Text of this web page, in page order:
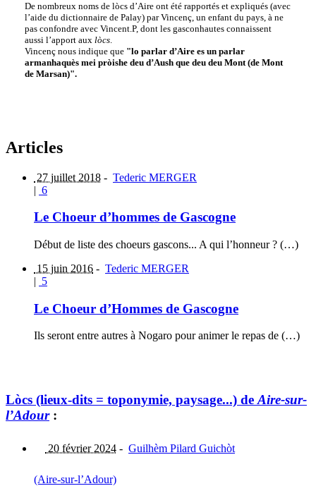
De nombreux noms de lòcs d’Aire ont été rapportés et expliqués (avec
l’aide du dictionnaire de Palay) par Vincenç, un enfant du pays, à ne
pas confondre avec Vincent.P, dont les gasconhautes connaissent
aussi l’apport aux lòcs.
Vincenç nous indique que "lo parlar d’Aire es un parlar
armanhaquès mei pròishe deu d’Aush que deu deu Mont (de Mont
de Marsan)".
Articles
27 juillet 2018 - Tederic MERGER
| 6
Le Choeur d’hommes de Gascogne
Début de liste des choeurs gascons... A qui l’honneur ? (…)
15 juin 2016 - Tederic MERGER
| 5
Le Choeur d’Hommes de Gascogne
Ils seront entre autres à Nogaro pour animer le repas de (…)
Lòcs (lieux-dits = toponymie, paysage...) de Aire-sur-
l’Adour:
20 février 2024 - Guilhèm Pilard Guichòt
(Aire-sur-l’Adour)